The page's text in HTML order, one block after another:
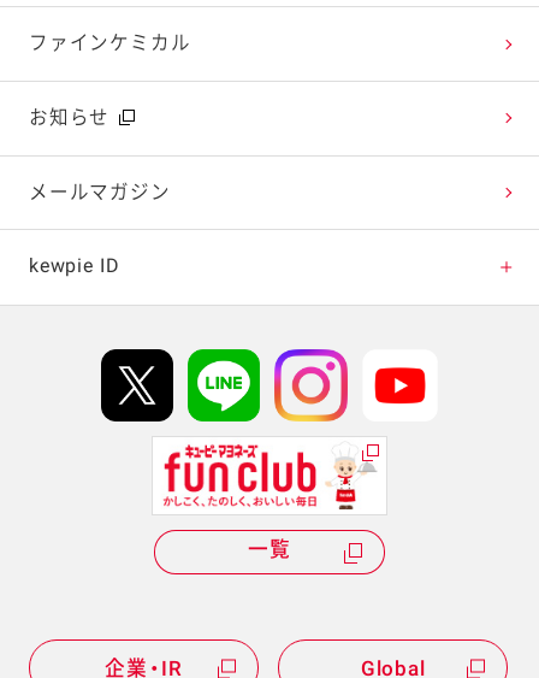
企業・IR Global
今日のレシピギャラリー
おたのしみコンテンツ
広告ギャラリー
テレビ・ラジオ
キャンペーン・イベント
ファインケミカル
お知らせ
メールマガジン
kewpie ID
Hi! kewpieについて
Qummyについて
一覧